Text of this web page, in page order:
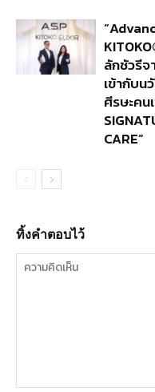
ลักชัวรี
เข้ากับน
ศีรษะคน
CARE”
ทิ้งคำตอบไว้